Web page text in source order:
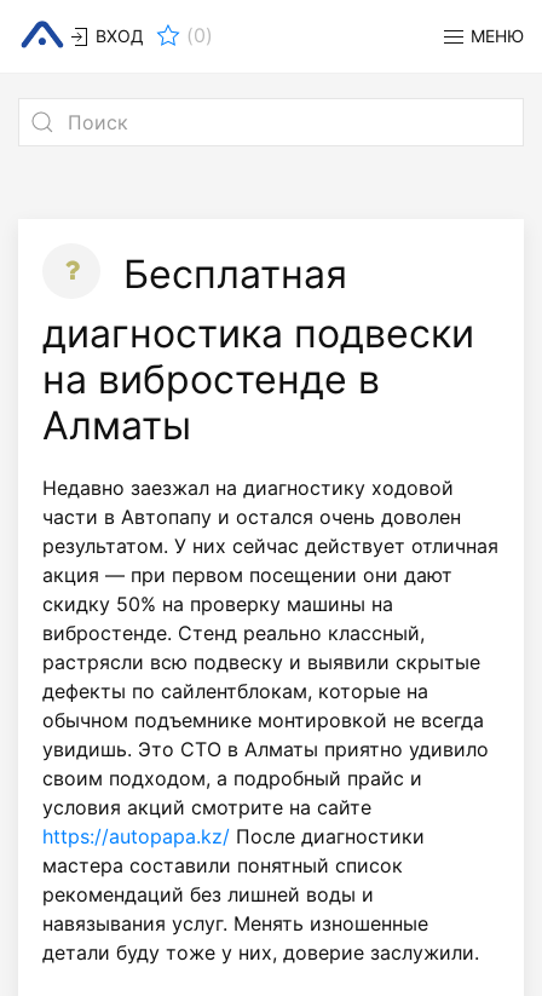
ВХОД (0) МЕНЮ
Бесплатная
диагностика подвески
на вибростенде в
Алматы
Недавно заезжал на диагностику ходовой
части в Автопапу и остался очень доволен
результатом. У них сейчас действует отличная
акция — при первом посещении они дают
скидку 50% на проверку машины на
вибростенде. Стенд реально классный,
растрясли всю подвеску и выявили скрытые
дефекты по сайлентблокам, которые на
обычном подъемнике монтировкой не всегда
увидишь. Это СТО в Алматы приятно удивило
своим подходом, а подробный прайс и
условия акций смотрите на сайте
https://autopapa.kz/ После диагностики
мастера составили понятный список
рекомендаций без лишней воды и
навязывания услуг. Менять изношенные
детали буду тоже у них, доверие заслужили.